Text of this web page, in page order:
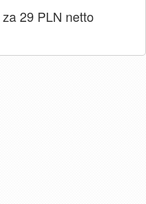
za 29 PLN netto